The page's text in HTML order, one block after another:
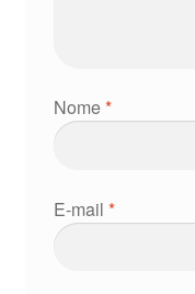
Nome*
E-mail *